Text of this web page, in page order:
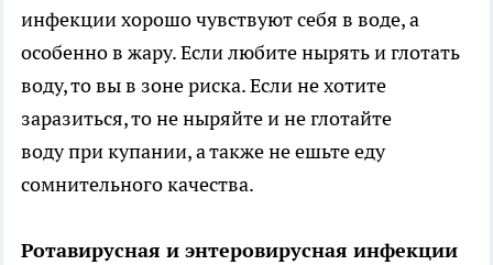
инфекции хорошо чувствуют себя в воде, а
особенно в жару. Если любите нырять и глотать
воду, то вы в зоне риска. Если не хотите
заразиться, то не ныряйте и не глотайте
воду при купании, а также не ешьте еду
сомнительного качества.
Ротавирусная и энтеровирусная инфекции